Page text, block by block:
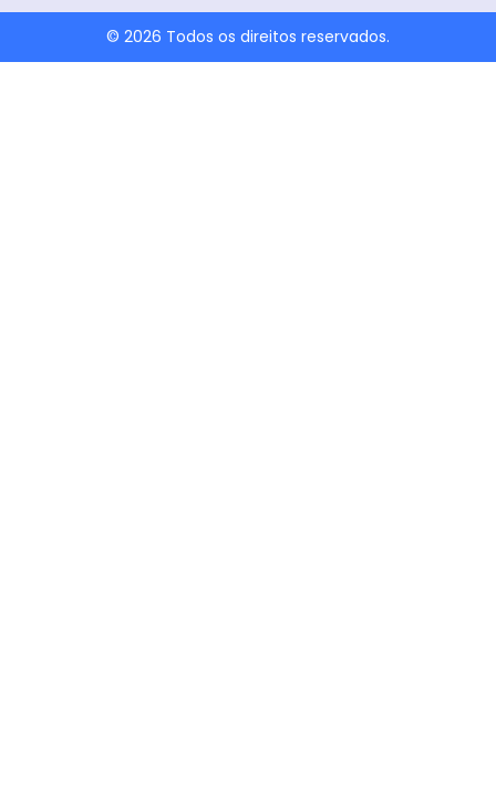
o
r
© 2026 Todos os direitos reservados.